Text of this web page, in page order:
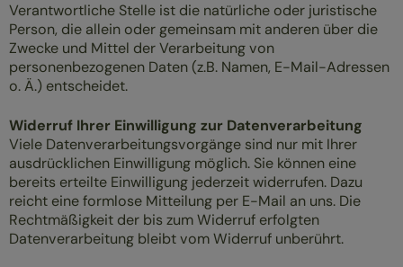
Verantwortliche Stelle ist die natürliche oder juristische
Person, die allein oder gemeinsam mit anderen über die
Zwecke und Mittel der Verarbeitung von
personenbezogenen Daten (z.B. Namen, E-Mail-Adressen
o. Ä.) entscheidet.
Widerruf Ihrer Einwilligung zur Datenverarbeitung
Viele Datenverarbeitungsvorgänge sind nur mit Ihrer
ausdrücklichen Einwilligung möglich. Sie können eine
bereits erteilte Einwilligung jederzeit widerrufen. Dazu
reicht eine formlose Mitteilung per E-Mail an uns. Die
Rechtmäßigkeit der bis zum Widerruf erfolgten
Datenverarbeitung bleibt vom Widerruf unberührt.